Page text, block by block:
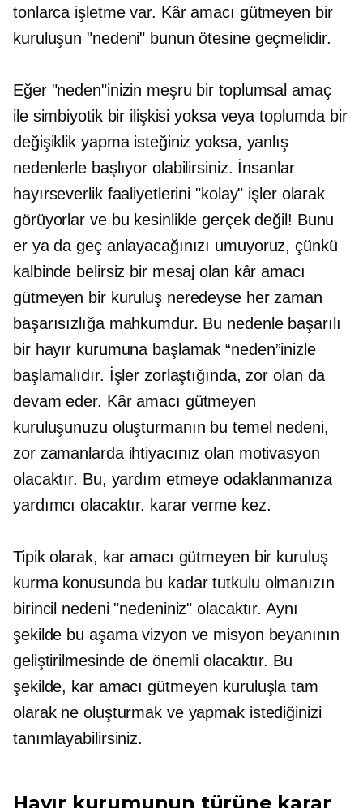
tonlarca işletme var. Kâr amacı gütmeyen bir
kuruluşun "nedeni" bunun ötesine geçmelidir.
Eğer "neden"inizin meşru bir toplumsal amaç
ile simbiyotik bir ilişkisi yoksa veya toplumda bir
değişiklik yapma isteğiniz yoksa, yanlış
nedenlerle başlıyor olabilirsiniz. İnsanlar
hayırseverlik faaliyetlerini "kolay" işler olarak
görüyorlar ve bu kesinlikle gerçek değil! Bunu
er ya da geç anlayacağınızı umuyoruz, çünkü
kalbinde belirsiz bir mesaj olan kâr amacı
gütmeyen bir kuruluş neredeyse her zaman
başarısızlığa mahkumdur. Bu nedenle başarılı
bir hayır kurumuna başlamak “neden”inizle
başlamalıdır. İşler zorlaştığında, zor olan da
devam eder. Kâr amacı gütmeyen
kuruluşunuzu oluşturmanın bu temel nedeni,
zor zamanlarda ihtiyacınız olan motivasyon
olacaktır. Bu, yardım etmeye odaklanmanıza
yardımcı olacaktır. karar vermekez.
Tipik olarak, kar amacı gütmeyen bir kuruluş
kurma konusunda bu kadar tutkulu olmanızın
birincil nedeni "nedeniniz" olacaktır. Aynı
şekilde bu aşama vizyon ve misyon beyanının
geliştirilmesinde de önemli olacaktır. Bu
şekilde, kar amacı gütmeyen kuruluşla tam
olarak ne oluşturmak ve yapmak istediğinizi
tanımlayabilirsiniz.
Hayır kurumunun türüne karar